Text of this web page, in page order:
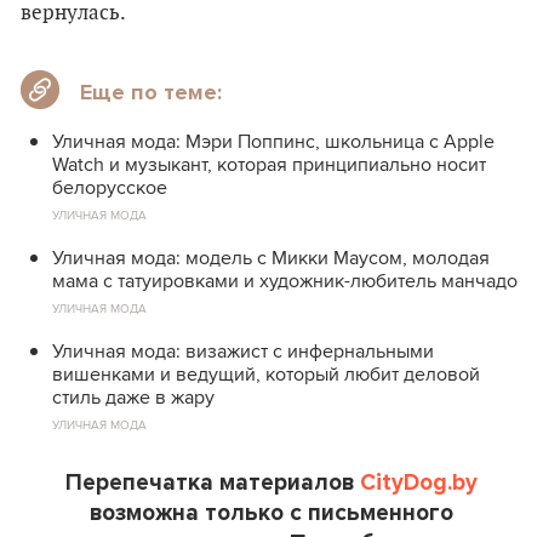
вернулась.
Еще по теме:
Уличная мода: Мэри Поппинс, школьница с Apple
Watch и музыкант, которая принципиально носит
белорусское
УЛИЧНАЯ МОДА
Уличная мода: модель с Микки Маусом, молодая
мама с татуировками и художник-любитель манчадо
УЛИЧНАЯ МОДА
Уличная мода: визажист с инфернальными
вишенками и ведущий, который любит деловой
стиль даже в жару
УЛИЧНАЯ МОДА
Перепечатка материалов CityDog.by
возможна только с письменного